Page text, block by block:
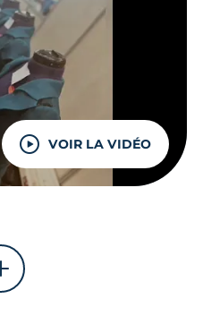
VOIR LA VIDÉO
SHOW MORE